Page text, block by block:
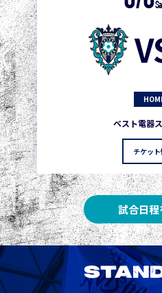
ベスト電器
チケッ
試合日程